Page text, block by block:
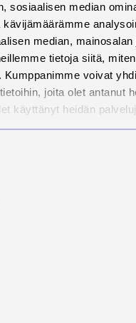
sosiaalisen median
kävijämäärämme
median,
tietoja siitä,
Kumppanimme voivat
joita olet antanut
käyttänyt heidän
tarjoaa
rakentamiseen.
osana
muun muassa
vahvistaminen.
rakentavasti.
keskustella avoimesti.
vahvistaminen.
reagoida rakentavasti